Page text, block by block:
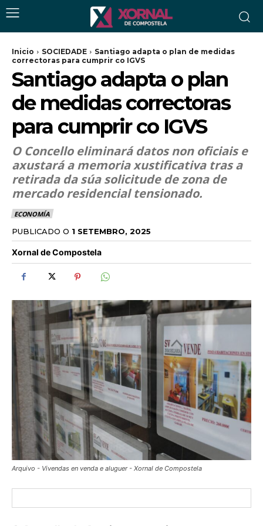
Inicio SOCIEDADE
Santiago adapta o plan de medidas
correctoras para cumprir co IGVS
Santiago adapta o plan
de medidas correctoras
para cumprir co IGVS
O Concello eliminará datos non oficiais e
axustará a memoria xustificativa tras a
retirada da súa solicitude de zona de
mercado residencial tensionado.
ECONOMÍA
PUBLICADO O 1 SETEMBRO, 2025
Xornal de Compostela
Arquivo - Vivendas en venda e aluguer - Xornal de Compostela